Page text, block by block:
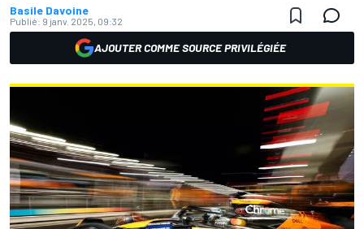
Basile Davoine
Publié: 9 janv. 2025, 09:32
AJOUTER COMME SOURCE PRIVILÉGIÉE